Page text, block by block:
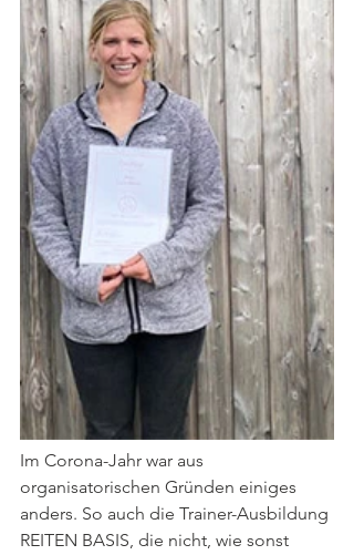
Im Corona-Jahr war aus
organisatorischen Gründen einiges
anders. So auch die Trainer-Ausbildung
REITEN BASIS, die nicht, wie sonst